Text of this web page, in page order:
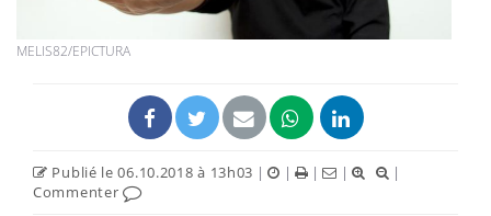
MELIS82/EPICTURA
Publié le 06.10.2018 à 13h03 | | | |
|
Commenter